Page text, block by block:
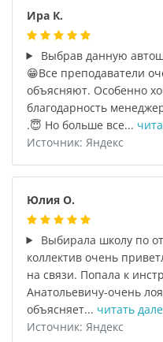
Ира К.
Выбрав данную
😁Все преподаватели
объясняют. Особенно
благодарность
.😇 Но больше все...
Источник: Яндекс
Юлия О.
Выбирала школу по
коллектив очень
на связи. Попала к
Анатольевичу-очень
объясняет... читать
Источник: Яндекс